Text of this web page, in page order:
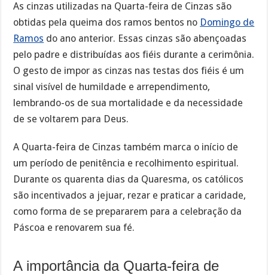
As cinzas utilizadas na Quarta-feira de Cinzas são
obtidas pela queima dos ramos bentos no Domingo de
Ramos do ano anterior. Essas cinzas são abençoadas
pelo padre e distribuídas aos fiéis durante a cerimônia.
O gesto de impor as cinzas nas testas dos fiéis é um
sinal visível de humildade e arrependimento,
lembrando-os de sua mortalidade e da necessidade
de se voltarem para Deus.
A Quarta-feira de Cinzas também marca o início de
um período de penitência e recolhimento espiritual.
Durante os quarenta dias da Quaresma, os católicos
são incentivados a jejuar, rezar e praticar a caridade,
como forma de se prepararem para a celebração da
Páscoa e renovarem sua fé.
A importância da Quarta-feira de